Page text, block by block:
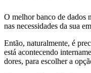
O melhor banco de dados
nas necessidades da sua
Então, naturalmente, é
está acontecendo
dores, para escolher a